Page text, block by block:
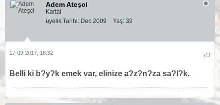
Adem Ateşci
Kartal
üyelik Tarihi: Dec 2009 Yaş: 39
#3
17-09-2017, 18:32
Belli ki b?y?k emek var, elinize a?z?n?za sa?l?k.